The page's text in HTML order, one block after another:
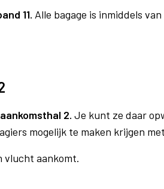
11. Alle bagage is inmiddels
aankomsthal 2. Je kunt ze daar
mogelijk te maken krijgen
vlucht aankomt.